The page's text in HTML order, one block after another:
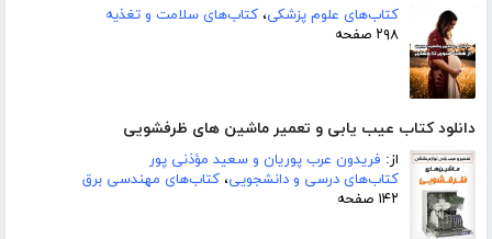
کتاب‌های علوم پزشکی، کتاب‌های سلامت و تغذیه
۲۹۸ صفحه
دانلود کتاب عیب یابی و تعمیر ماشین های ظرفشویی
از: فریدون عرب پوریان و سعید مؤذنی پور
کتاب‌های درسی و دانشجویی، کتاب‌های مهندسی برق
۱۴۲ صفحه